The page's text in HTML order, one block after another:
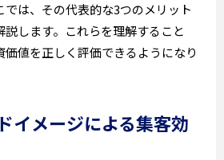
では、その代表的な3つのメリット
説します。これらを理解すること
価値を正しく評価できるようになり
イメージによる集客効